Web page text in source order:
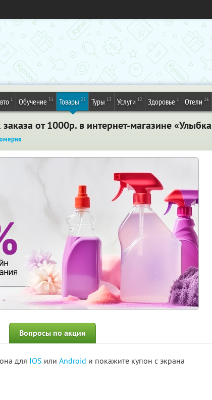
1 Обучение 31 Товары 25 Туры 13 Услуги 12 Здоровье 1 Отели 16
от 1000р. в интернет-магазине
Вопросы по акции
для IOS или Android и покажите купон с экрана